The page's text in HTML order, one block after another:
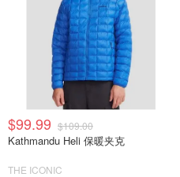
$99.99 $109.00
Kathmandu Heli 保暖夹克
THE ICONIC